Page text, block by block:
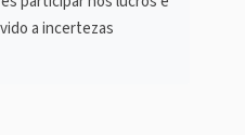
a incertezas